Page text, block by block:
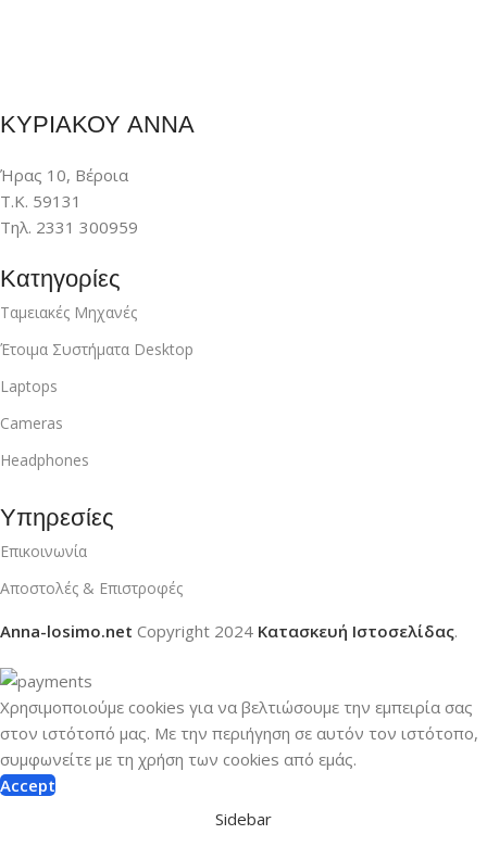
ΚΥΡΙΑΚΟΥ ΑΝΝΑ
Ήρας 10, Βέροια
Τ.Κ. 59131
Τηλ. 2331 300959
Κατηγορίες
Ταμειακές Μηχανές
Έτοιμα Συστήματα Desktop
Laptops
Cameras
Headphones
Υπηρεσίες
Επικοινωνία
Αποστολές & Επιστροφές
Anna-losimo.net Copyright 2024 Κατασκευή Ιστοσελίδας.
Χρησιμοποιούμε cookies για να βελτιώσουμε την εμπειρία σας
στον ιστότοπό μας. Με την περιήγηση σε αυτόν τον ιστότοπο,
συμφωνείτε με τη χρήση των cookies από εμάς.
Accept
Sidebar